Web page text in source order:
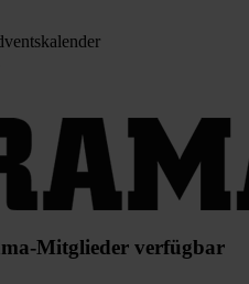
Mitglieder verfügbar